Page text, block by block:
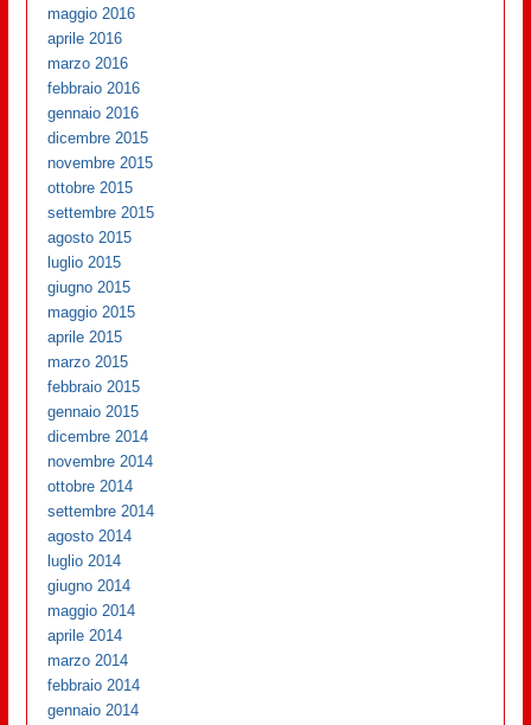
maggio 2016
aprile 2016
marzo 2016
febbraio 2016
gennaio 2016
dicembre 2015
novembre 2015
ottobre 2015
settembre 2015
agosto 2015
luglio 2015
giugno 2015
maggio 2015
aprile 2015
marzo 2015
febbraio 2015
gennaio 2015
dicembre 2014
novembre 2014
ottobre 2014
settembre 2014
agosto 2014
luglio 2014
giugno 2014
maggio 2014
aprile 2014
marzo 2014
febbraio 2014
gennaio 2014